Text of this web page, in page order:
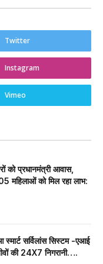
Twitter
Instagram
Vimeo
को प्रधानमंत्री आवास,
महिलाओं को मिल रहा लाभ:
सर्विलांस सिस्टम -एआई
की 24X7 निगरानी….